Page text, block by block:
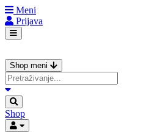
Meni
Prijava
Shop meni
Shop